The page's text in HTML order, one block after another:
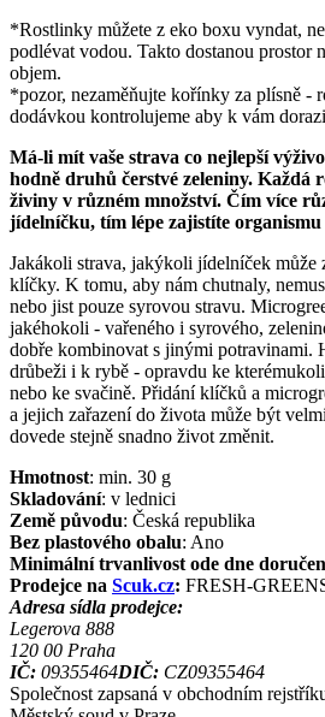
*Rostlinky můžete z eko boxu vyndat,
podlévat vodou. Takto dostanou prostor
objem.
*pozor, nezaměňujte kořínky za plísně -
dodávkou kontrolujeme aby k vám
Má-li mít vaše strava co nejlepší
hodně druhů čerstvé zeleniny. Každá
živiny v různém množství. Čím více
jídelníčku, tím lépe zajistíte
Jakákoli strava, jakýkoli jídelníček může
klíčky. K tomu, aby nám chutnaly,
nebo jist pouze syrovou stravu.
jakéhokoli - vařeného i syrového,
dobře kombinovat s jinými potravinami.
drůbeži i k rybě - opravdu ke
nebo ke svačině. Přidání klíčků a
a jejich zařazení do života může být
dovede stejně snadno život změnit.
Hmotnost: min. 30 g
Skladování: v lednici
Země původu: Česká republika
Bez plastového obalu: Ano
Minimální trvanlivost ode dne
Prodejce na Scuk.cz: FRESH-
Adresa sídla prodejce:
Legerova 888
120 00 Praha
IČ: 09355464DIČ: CZ09355464
Společnost zapsaná v obchodním